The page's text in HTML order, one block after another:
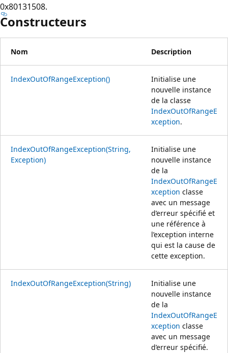
0x80131508.
Constructeurs
Nom Description
IndexOutOfRangeException()
Initialise une
nouvelle instance
de la classe
IndexOutOfRangeE
xception.
IndexOutOfRangeException(String,
Exception)
Initialise une
nouvelle instance
de la
IndexOutOfRangeE
xception classe
avec un message
d’erreur spécifié et
une référence à
l’exception interne
qui est la cause de
cette exception.
IndexOutOfRangeException(String)
Initialise une
nouvelle instance
de la
IndexOutOfRangeE
xception classe
avec un message
d’erreur spécifié.